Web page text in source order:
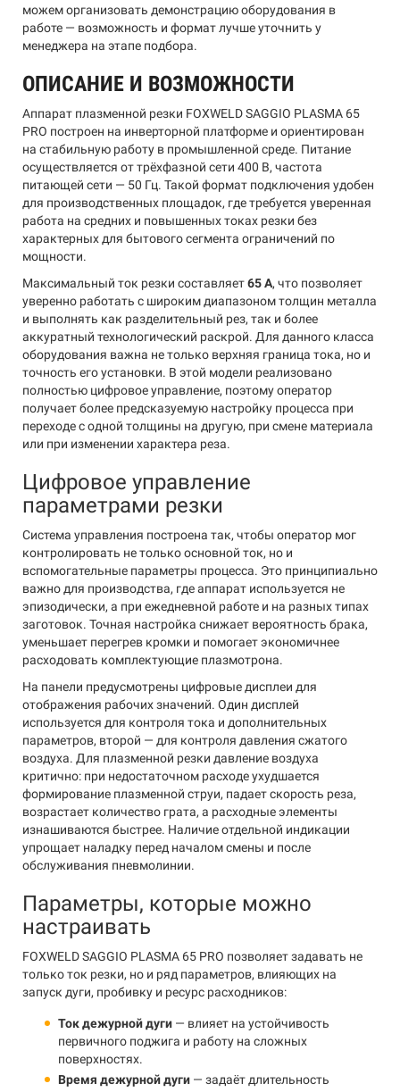
можем организовать демонстрацию оборудования в
работе — возможность и формат лучше уточнить у
менеджера на этапе подбора.
ОПИСАНИЕ И ВОЗМОЖНОСТИ
Аппарат плазменной резки FOXWELD SAGGIO PLASMA 65
PRO построен на инверторной платформе и ориентирован
на стабильную работу в промышленной среде. Питание
осуществляется от трёхфазной сети 400 В, частота
питающей сети — 50 Гц. Такой формат подключения удобен
для производственных площадок, где требуется уверенная
работа на средних и повышенных токах резки без
характерных для бытового сегмента ограничений по
мощности.
Максимальный ток резки составляет65 А, что позволяет
уверенно работать с широким диапазоном толщин металла
и выполнять как разделительный рез, так и более
аккуратный технологический раскрой. Для данного класса
оборудования важна не только верхняя граница тока, но и
точность его установки. В этой модели реализовано
полностью цифровое управление, поэтому оператор
получает более предсказуемую настройку процесса при
переходе с одной толщины на другую, при смене материала
или при изменении характера реза.
Цифровое управление
параметрами резки
Система управления построена так, чтобы оператор мог
контролировать не только основной ток, но и
вспомогательные параметры процесса. Это принципиально
важно для производства, где аппарат используется не
эпизодически, а при ежедневной работе и на разных типах
заготовок. Точная настройка снижает вероятность брака,
уменьшает перегрев кромки и помогает экономичнее
расходовать комплектующие плазмотрона.
На панели предусмотрены цифровые дисплеи для
отображения рабочих значений. Один дисплей
используется для контроля тока и дополнительных
параметров, второй — для контроля давления сжатого
воздуха. Для плазменной резки давление воздуха
критично: при недостаточном расходе ухудшается
формирование плазменной струи, падает скорость реза,
возрастает количество грата, а расходные элементы
изнашиваются быстрее. Наличие отдельной индикации
упрощает наладку перед началом смены и после
обслуживания пневмолинии.
Параметры, которые можно
настраивать
FOXWELD SAGGIO PLASMA 65 PRO позволяет задавать не
только ток резки, но и ряд параметров, влияющих на
запуск дуги, пробивку и ресурс расходников:
Ток дежурной дуги — влияет на устойчивость
первичного поджига и работу на сложных
поверхностях.
Время дежурной дуги — задаёт длительность